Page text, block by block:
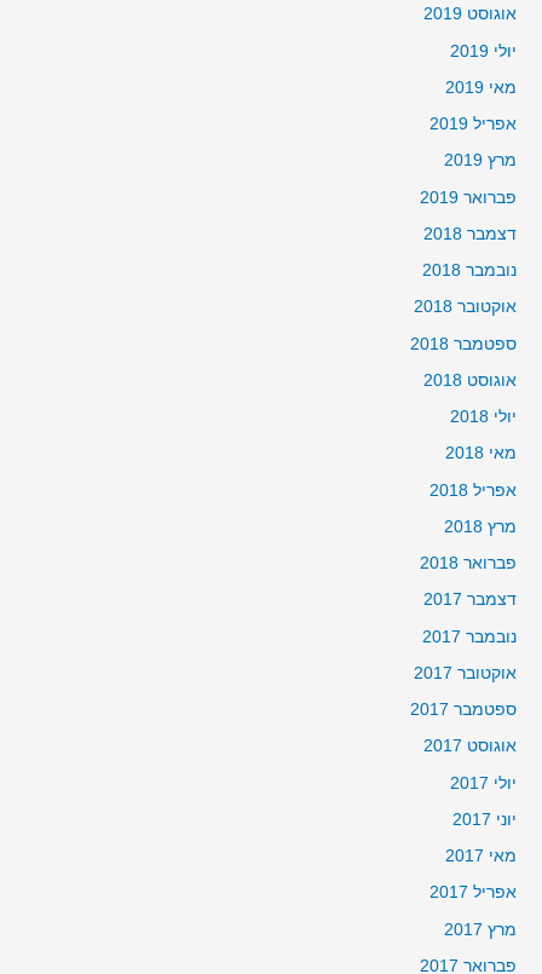
אוגוסט 2019
יולי 2019
מאי 2019
אפריל 2019
מרץ 2019
פברואר 2019
דצמבר 2018
נובמבר 2018
אוקטובר 2018
ספטמבר 2018
אוגוסט 2018
יולי 2018
מאי 2018
אפריל 2018
מרץ 2018
פברואר 2018
דצמבר 2017
נובמבר 2017
אוקטובר 2017
ספטמבר 2017
אוגוסט 2017
יולי 2017
יוני 2017
מאי 2017
אפריל 2017
מרץ 2017
פברואר 2017